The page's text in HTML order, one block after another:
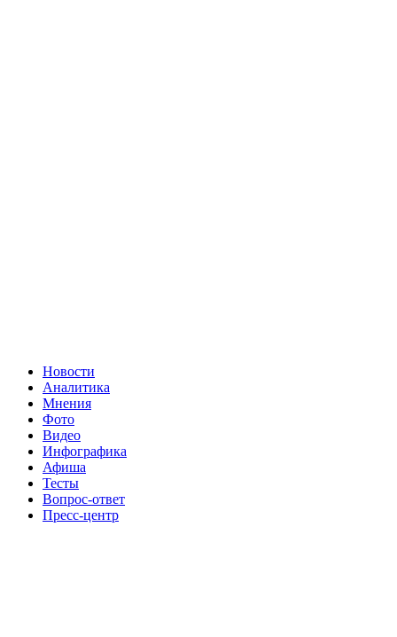
Новости
Аналитика
Мнения
Фото
Видео
Инфографика
Афиша
Тесты
Вопрос-ответ
Пресс-центр